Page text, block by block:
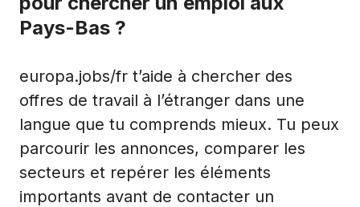
Pays-Bas ?
europa.jobs/fr t’aide à chercher des
offres de travail à l’étranger dans une
langue que tu comprends mieux. Tu peux
parcourir les annonces, comparer les
secteurs et repérer les éléments
importants avant de contacter un